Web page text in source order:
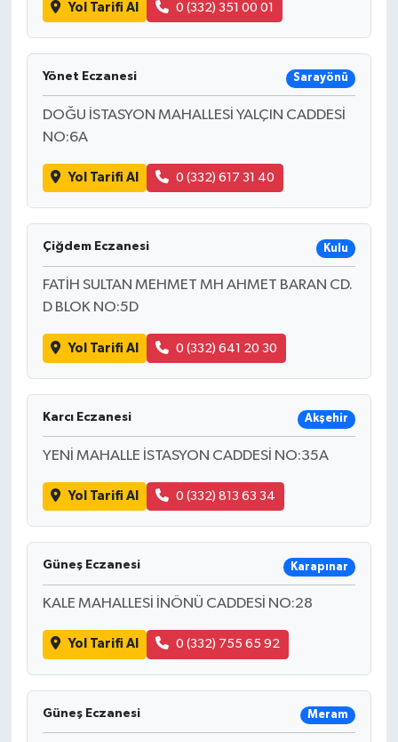
Yol Tarifi Al 0 (332) 351 00 01
Yönet Eczanesi Sarayönü
DOĞU İSTASYON MAHALLESİ YALÇIN CADDESİ
NO:6A
Yol Tarifi Al 0 (332) 617 31 40
Çiğdem Eczanesi Kulu
FATİH SULTAN MEHMET MH AHMET BARAN CD.
D BLOK NO:5D
Yol Tarifi Al 0 (332) 641 20 30
Karcı Eczanesi Akşehir
YENİ MAHALLE İSTASYON CADDESİ NO:35A
Yol Tarifi Al 0 (332) 813 63 34
Güneş Eczanesi Karapınar
KALE MAHALLESİ İNÖNÜ CADDESİ NO:28
Yol Tarifi Al 0 (332) 755 65 92
Güneş Eczanesi Meram